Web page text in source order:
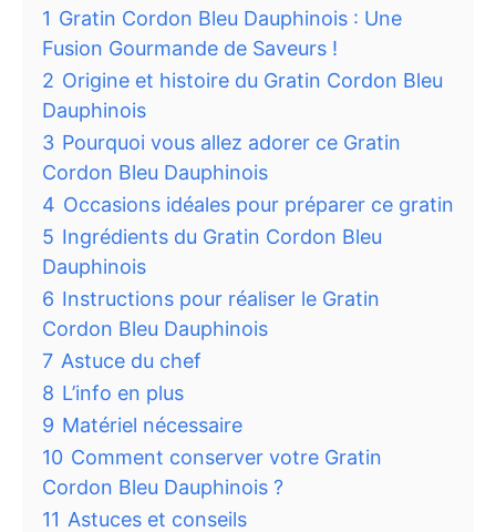
1 Gratin Cordon Bleu Dauphinois : Une
Fusion Gourmande de Saveurs !
2 Origine et histoire du Gratin Cordon Bleu
Dauphinois
3 Pourquoi vous allez adorer ce Gratin
Cordon Bleu Dauphinois
4 Occasions idéales pour préparer ce gratin
5 Ingrédients du Gratin Cordon Bleu
Dauphinois
6 Instructions pour réaliser le Gratin
Cordon Bleu Dauphinois
7 Astuce du chef
8 L’info en plus
9 Matériel nécessaire
10 Comment conserver votre Gratin
Cordon Bleu Dauphinois ?
11 Astuces et conseils